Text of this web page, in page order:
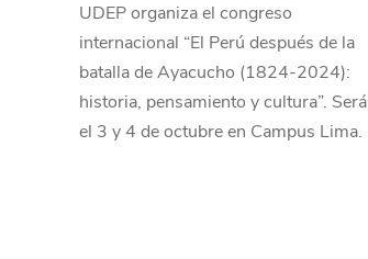
UDEP organiza el congreso
internacional “El Perú después de la
batalla de Ayacucho (1824-2024):
historia, pensamiento y cultura”. Será
el 3 y 4 de octubre en Campus Lima.